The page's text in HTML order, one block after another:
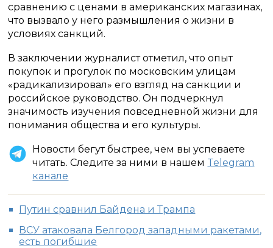
сравнению с ценами в американских магазинах,
что вызвало у него размышления о жизни в
условиях санкций.
В заключении журналист отметил, что опыт
покупок и прогулок по московским улицам
«радикализировал» его взгляд на санкции и
российское руководство. Он подчеркнул
значимость изучения повседневной жизни для
понимания общества и его культуры.
Новости бегут быстрее, чем вы успеваете
читать. Следите за ними в нашем Telegram
канале
Путин сравнил Байдена и Трампа
ВСУ атаковала Белгород западными ракетами,
есть погибшие